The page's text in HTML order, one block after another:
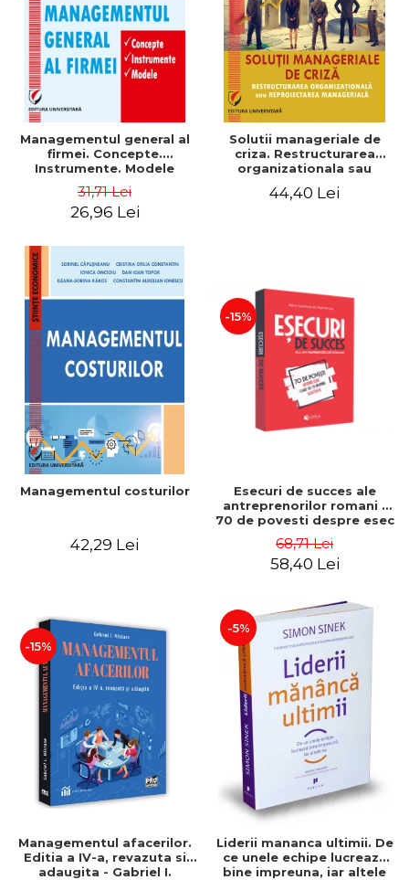
Managementul general al
firmei. Concepte.
Instrumente. Modele
31,71 Lei
26,96 Lei
Solutii manageriale de
criza. Restructurarea
organizationala sau
44,40 Lei
Managementul costurilor
42,29 Lei
-15%
Esecuri de succes ale
antreprenorilor romani -
70 de povesti despre esec
68,71 Lei
58,40 Lei
-15%
Managementul afacerilor.
Editia a IV-a, revazuta si
adaugita - Gabriel I.
-5%
Liderii mananca ultimii. De
ce unele echipe lucreaza
bine impreuna, iar altele